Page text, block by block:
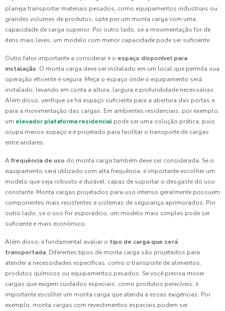
planeja transportar materiais pesados, como equipamentos industriais ou
grandes volumes de produtos, opte por um monta carga com uma
capacidade de carga superior. Por outro lado, se a movimentação for de
itens mais leves, um modelo com menor capacidade pode ser suficiente.
Outro fator importante a considerar é o espaço disponível para
instalação. O monta carga deve ser instalado em um local que permita sua
operação eficiente e segura. Meça o espaço onde o equipamento será
instalado, levando em conta a altura, largura e profundidade necessárias.
Além disso, verifique se há espaço suficiente para a abertura das portas e
para a movimentação das cargas. Em ambientes residenciais, por exemplo,
um elevador plataforma residencial pode ser uma solução prática, pois
ocupa menos espaço e é projetado para facilitar o transporte de cargas
entre andares.
Afrequência de uso do monta carga também deve ser considerada. Se o
equipamento será utilizado com alta frequência, é importante escolher um
modelo que seja robusto e durável, capaz de suportar o desgaste do uso
constante. Monta cargas projetados para uso intenso geralmente possuem
componentes mais resistentes e sistemas de segurança aprimorados. Por
outro lado, se o uso for esporádico, um modelo mais simples pode ser
suficiente e mais econômico.
Além disso, é fundamental avaliar o tipo de carga que será
transportada. Diferentes tipos de monta carga são projetados para
atender a necessidades específicas, como o transporte de alimentos,
produtos químicos ou equipamentos pesados. Se você precisa mover
cargas que exigem cuidados especiais, como produtos perecíveis, é
importante escolher um monta carga que atenda a essas exigências. Por
exemplo, monta cargas com revestimentos especiais podem ser